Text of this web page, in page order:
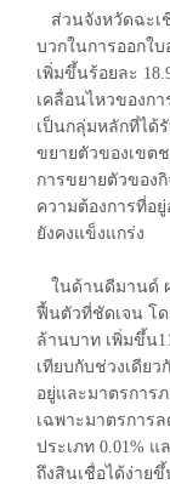
ส่วนจังหวัดฉะเ
บวกในการออกใ
เพิ่มขึ้นร้อยละ
เคลื่อนไหวของก
เป็นกลุ่มหลักที่ได้
ขยายตัวของเขต
การขยายตัวของ
ความต้องการที่อ
ยังคงแข็งแกร่ง
ในด้านดีมานด์ ผ
ฟื้นตัวที่ชัดเจน โด
ล้านบาท เพิ่มขึ้น
เทียบกับช่วงเดีย
อยู่และมาตรการ
เฉพาะมาตรการ
ประเภท 0.01%
ถึงสินเชื่อได้ง่าย